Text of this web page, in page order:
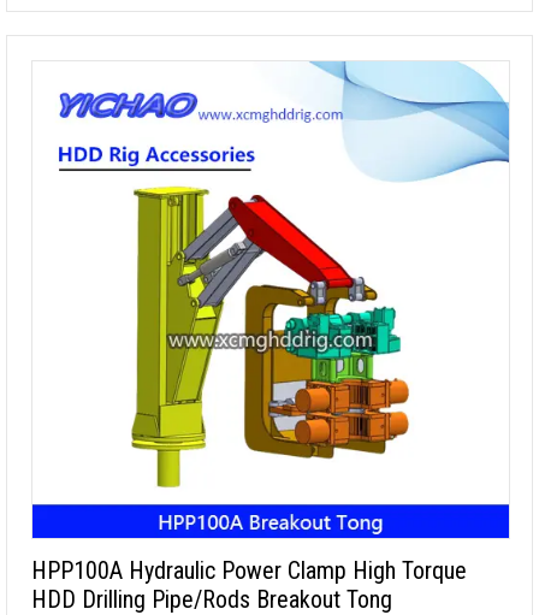
HPP100A Hydraulic Power Clamp High Torque
HDD Drilling Pipe/Rods Breakout Tong